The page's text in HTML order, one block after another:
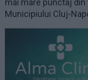
Municipiului Cluj-